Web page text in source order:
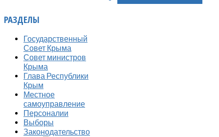
РАЗДЕЛЫ
Государственный
Совет Крыма
Совет министров
Крыма
Глава Республики
Крым
Местное
самоуправление
Персоналии
Выборы
Законодательство